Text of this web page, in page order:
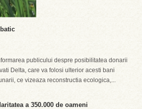
publicului despre posibilitatea donarii
Delta, care va folosi ulterior acesti bani
ce vizeaza reconstructia ecologica,...
a 350.000 de oameni